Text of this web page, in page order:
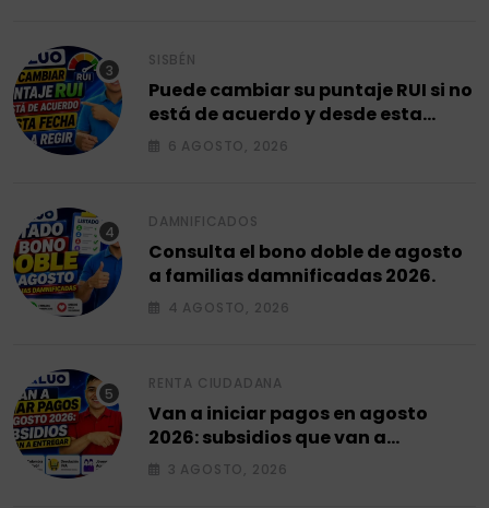
SISBÉN
Puede cambiar su puntaje RUI si no
está de acuerdo y desde esta
fecha empieza a regir en el 2026.
6 AGOSTO, 2026
DAMNIFICADOS
Consulta el bono doble de agosto
a familias damnificadas 2026.
4 AGOSTO, 2026
RENTA CIUDADANA
Van a iniciar pagos en agosto
2026: subsidios que van a
entregar.
3 AGOSTO, 2026